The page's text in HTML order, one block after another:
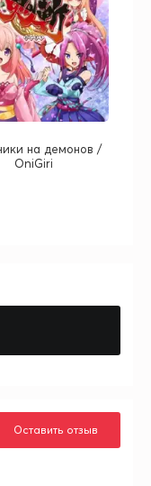
на демонов /
OniGiri
Оставить отзыв